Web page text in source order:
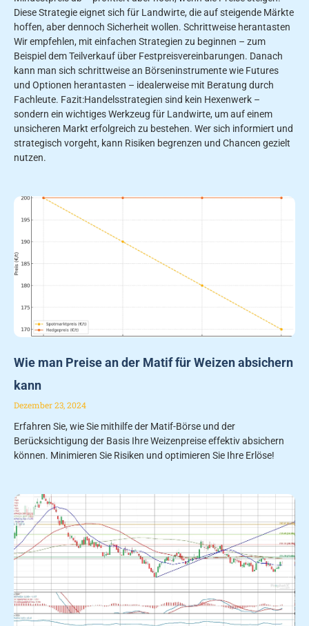
Diese Strategie eignet sich für Landwirte, die auf steigende Märkte
hoffen, aber dennoch Sicherheit wollen. Schrittweise herantasten
Wir empfehlen, mit einfachen Strategien zu beginnen – zum
Beispiel dem Teilverkauf über Festpreisvereinbarungen. Danach
kann man sich schrittweise an Börseninstrumente wie Futures
und Optionen herantasten – idealerweise mit Beratung durch
Fachleute. Fazit:Handelsstrategien sind kein Hexenwerk –
sondern ein wichtiges Werkzeug für Landwirte, um auf einem
unsicheren Markt erfolgreich zu bestehen. Wer sich informiert und
strategisch vorgeht, kann Risiken begrenzen und Chancen gezielt
nutzen.
Wie man Preise an der Matif für Weizen absichern
kann
Dezember 23, 2024
Erfahren Sie, wie Sie mithilfe der Matif-Börse und der
Berücksichtigung der Basis Ihre Weizenpreise effektiv absichern
können. Minimieren Sie Risiken und optimieren Sie Ihre Erlöse!